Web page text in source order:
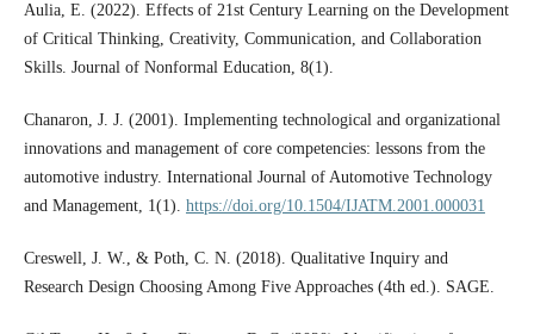
Aulia, E. (2022). Effects of 21st Century Learning on the Development
of Critical Thinking, Creativity, Communication, and Collaboration
Skills. Journal of Nonformal Education, 8(1).
Chanaron, J. J. (2001). Implementing technological and organizational
innovations and management of core competencies: lessons from the
automotive industry. International Journal of Automotive Technology
and Management, 1(1). https://doi.org/10.1504/IJATM.2001.000031
Creswell, J. W., & Poth, C. N. (2018). Qualitative Inquiry and
Research Design Choosing Among Five Approaches (4th ed.). SAGE.